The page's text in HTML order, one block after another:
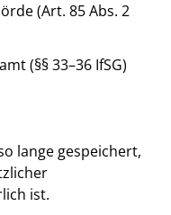
(Art. 85 Abs. 2
(§§ 33–36 IfSG)
lange gespeichert,
ist.